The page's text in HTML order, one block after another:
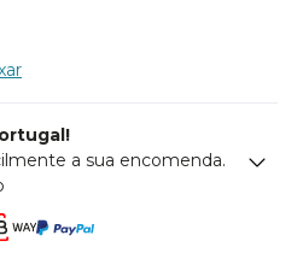
a sua encomenda.